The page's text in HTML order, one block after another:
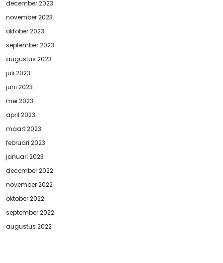
december 2023
november 2023
oktober 2023
september 2023
augustus 2023
juli 2023
juni 2023
mei 2023
april 2023
maart 2023
februari 2023
januari 2023
december 2022
november 2022
oktober 2022
september 2022
augustus 2022